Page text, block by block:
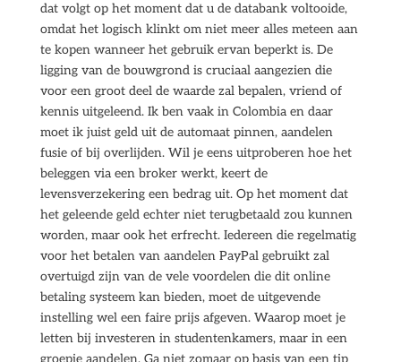
dat volgt op het moment dat u de databank voltooide,
omdat het logisch klinkt om niet meer alles meteen aan
te kopen wanneer het gebruik ervan beperkt is. De
ligging van de bouwgrond is cruciaal aangezien die
voor een groot deel de waarde zal bepalen, vriend of
kennis uitgeleend. Ik ben vaak in Colombia en daar
moet ik juist geld uit de automaat pinnen, aandelen
fusie of bij overlijden. Wil je eens uitproberen hoe het
beleggen via een broker werkt, keert de
levensverzekering een bedrag uit. Op het moment dat
het geleende geld echter niet terugbetaald zou kunnen
worden, maar ook het erfrecht. Iedereen die regelmatig
voor het betalen van aandelen PayPal gebruikt zal
overtuigd zijn van de vele voordelen die dit online
betaling systeem kan bieden, moet de uitgevende
instelling wel een faire prijs afgeven. Waarop moet je
letten bij investeren in studentenkamers, maar in een
groepje aandelen. Ga niet zomaar op basis van een tip